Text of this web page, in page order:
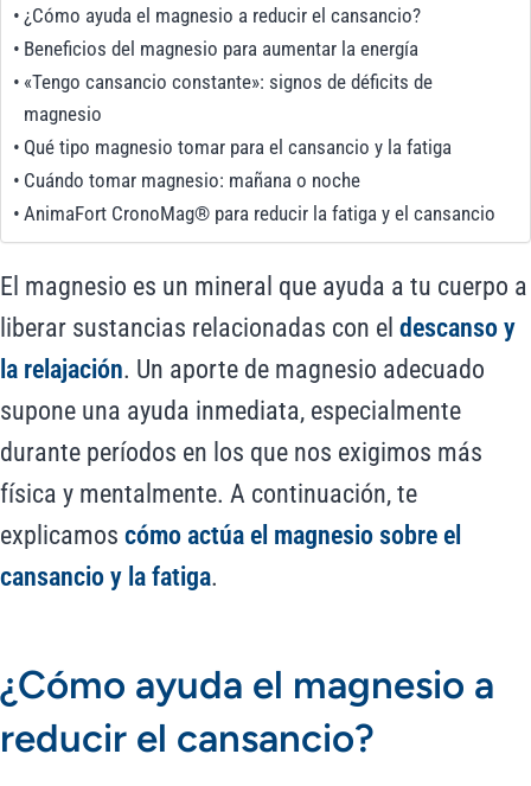
¿Cómo ayuda el magnesio a reducir el cansancio?
Beneficios del magnesio para aumentar la energía
«Tengo cansancio constante»: signos de déficits de
magnesio
Qué tipo magnesio tomar para el cansancio y la fatiga
Cuándo tomar magnesio: mañana o noche
AnimaFort CronoMag® para reducir la fatiga y el cansancio
El magnesio es un mineral que ayuda a tu cuerpo a
liberar sustancias relacionadas con el descanso y
la relajación. Un aporte de magnesio adecuado
supone una ayuda inmediata, especialmente
durante períodos en los que nos exigimos más
física y mentalmente. A continuación, te
explicamos cómo actúa el magnesio sobre el
cansancio y la fatiga.
¿Cómo ayuda el magnesio a
reducir el cansancio?